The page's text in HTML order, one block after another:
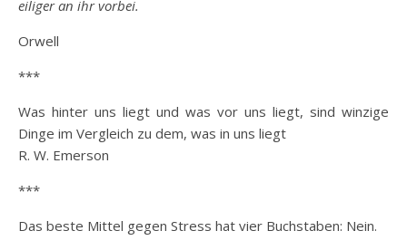
eiliger an ihr vorbei.
Orwell
***
Was hinter uns liegt und was vor uns liegt, sind winzige
Dinge im Vergleich zu dem, was in uns liegt
R. W. Emerson
***
Das beste Mittel gegen Stress hat vier Buchstaben: Nein.